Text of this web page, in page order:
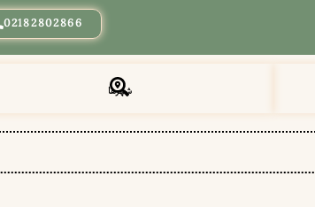
02182802866
شهرها